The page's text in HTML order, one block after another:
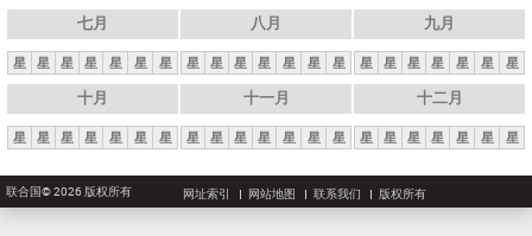
七月
星 星 星 星 星 星 星
八月
星 星 星 星 星 星 星
九月
星 星 星 星 星 星 星
十月
星 星 星 星 星 星 星
十一月
星 星 星 星 星 星 星
十二月
星 星 星 星 星 星 星
联合国© 2026 版权所有 网址索引 网站地图 联系我们 版权所有